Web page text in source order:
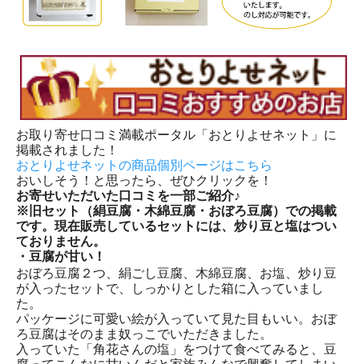
お取り寄せ口コミ満載ポータル「おとりよせネット」に
掲載されました！
おとりよせネットの商品個別ページはこちら
おいしそう！と思ったら、ぜひクリックを！
お寄せいただいた口コミを一部ご紹介♪
※旧セット（絹豆腐・木綿豆腐・おぼろ豆腐）での掲載
です。現在販売しているセットには、炒り豆と塩はつい
ておりません。
・豆腐が甘い！
おぼろ豆腐２つ、絹ごし豆腐、木綿豆腐、お塩、炒り豆
が入ったセットで、しっかりとした箱に入っていまし
た。
パッケージに可愛い絵が入っていて見た目もいい。おぼ
ろ豆腐はそのまま奴っこでいただきました。
入っていた「角花さんの塩」をつけて食べてみると、豆